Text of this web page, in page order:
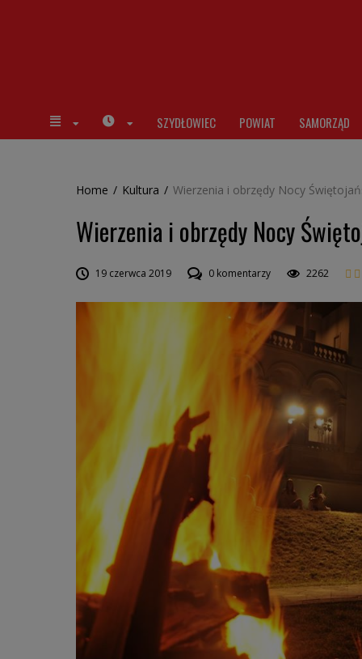
SZYDŁOWIEC POWIAT SAMORZĄD
Home / Kultura / Wierzenia i obrzędy Nocy
Wierzenia i obrzędy Nocy
19 czerwca 2019 0 komentarzy 2262